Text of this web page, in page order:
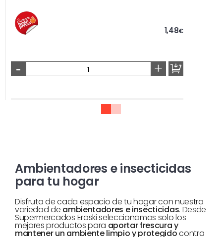
1,48€
- +
Ambientadores e insecticidas
para tu hogar
Disfruta de cada espacio de tu hogar con nuestra
variedad de ambientadores e insecticidas. Desde
Supermercados Eroski seleccionamos solo los
mejores productos para aportar frescura y
mantener un ambiente limpio y protegidocontra